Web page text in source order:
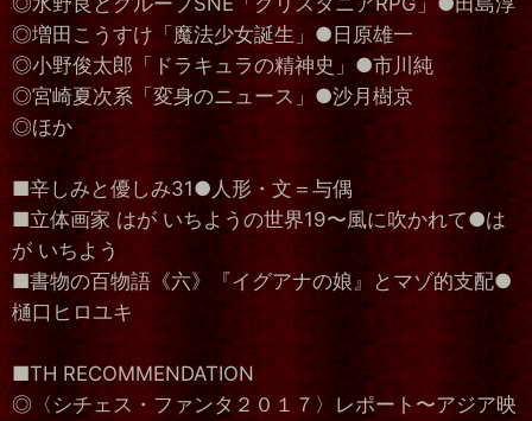
◎増田こうすけ「魔法少女誕生」●日原雄一
◎小野俊太郎「ドラキュラの精神史」●市川純
◎宮崎夏次系「変身のニュース」●沙月樹京
◎ほか
■辛しみと優しみ31●人形・文＝与偶
■立体画家 はが いちようの世界19〜風に吹かれて●は
が いちよう
■書物の百物語《六》『イグアナの娘』とマゾ的支配●
樋口ヒロユキ
■TH RECOMMENDATION
◎〈シチェス・ファンタ２０１７〉レポート〜アジア映